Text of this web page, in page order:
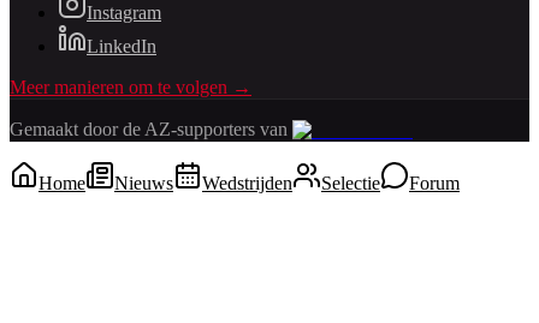
Instagram
LinkedIn
Meer manieren om te volgen →
Gemaakt door de AZ-supporters van
Home Nieuws Wedstrijden Selectie Forum